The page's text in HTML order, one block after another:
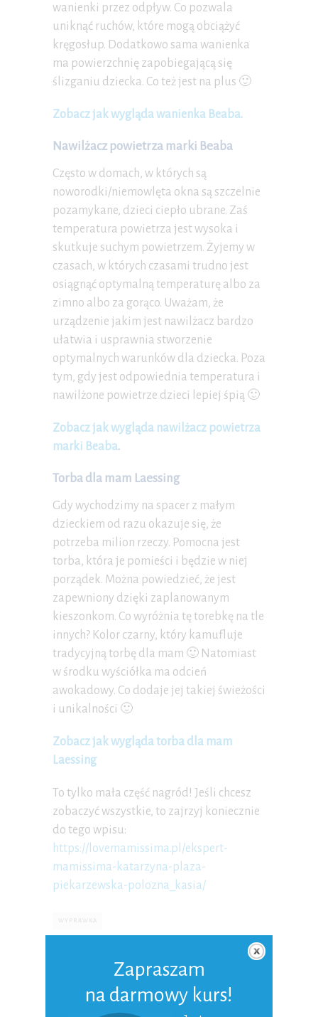
wanienki przez odpływ. Co pozwala
uniknąć ruchów, które mogą obciążyć
kręgosłup. Dodatkowo sama wanienka
ma powierzchnię zapobiegającą się
ślizganiu dziecka. Co też jest na plus 🙂
Zobacz jak wygląda wanienka Beaba.
Nawilżacz powietrza marki Beaba
Często w domach, w których są
noworodki/niemowlęta okna są szczelnie
pozamykane, dzieci ciepło ubrane. Zaś
temperatura powietrza jest wysoka i
skutkuje suchym powietrzem. Żyjemy w
czasach, w których czasami trudno jest
osiągnąć optymalną temperaturę albo za
zimno albo za gorąco. Uważam, że
urządzenie jakim jest nawilżacz bardzo
ułatwia i usprawnia stworzenie
optymalnych warunków dla dziecka. Poza
tym, gdy jest odpowiednia temperatura i
nawilżone powietrze dzieci lepiej śpią 🙂
Zobacz jak wygląda nawilżacz powietrza
marki Beaba.
Torba dla mam Laessing
Gdy wychodzimy na spacer z małym
dzieckiem od razu okazuje się, że
potrzeba milion rzeczy. Pomocna jest
torba, która je pomieści i będzie w niej
porządek. Można powiedzieć, że jest
zapewniony dzięki zaplanowanym
kieszonkom. Co wyróżnia tę torebkę na tle
innych? Kolor czarny, który kamufluje
tradycyjną torbę dla mam 🙂 Natomiast
w środku wyściółka ma odcień
awokadowy. Co dodaje jej takiej świeżości
i unikalności 🙂
Zobacz jak wygląda torba dla mam
Laessing
To tylko mała część nagród! Jeśli chcesz
zobaczyć wszystkie, to zajrzyj koniecznie
do tego wpisu:
https://lovemamissima.pl/ekspert-
mamissima-katarzyna-plaza-
piekarzewska-polozna_kasia/
WYPRAWKA
0 Komentarzy
Zapraszam
na darmowy kurs!